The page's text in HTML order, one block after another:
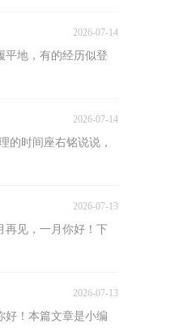
2026-07-14
平地，有的经历似登
2026-07-14
的时间座右铭说说，
2026-07-13
再见，一月你好！下
2026-07-13
好！本篇文章是小编